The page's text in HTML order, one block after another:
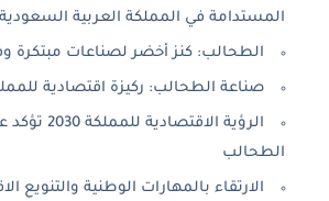
المستدامة في المملكة العربية السعودية
الطحالب: كنز أخضر لصناعات
صناعة الطحالب: ركيزة اقتصادية
الرؤية
الطحالب
الارتقاء بالمهارات الوطنية والتنويع